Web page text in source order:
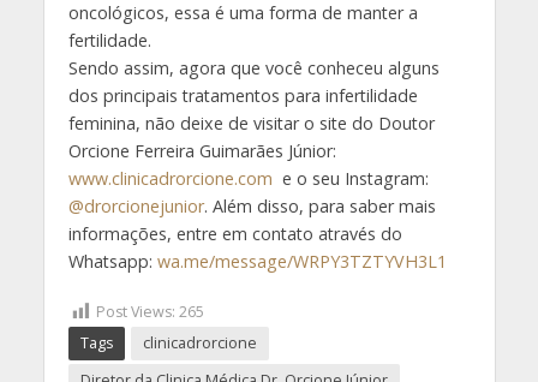
oncológicos, essa é uma forma de manter a
fertilidade.
Sendo assim, agora que você conheceu alguns
dos principais tratamentos para infertilidade
feminina, não deixe de visitar o site do Doutor
Orcione Ferreira Guimarães Júnior:
www.clinicadrorcione.com e o seu Instagram:
@drorcionejunior. Além disso, para saber mais
informações, entre em contato através do
Whatsapp: wa.me/message/WRPY3TZTYVH3L1
Post Views: 265
Tags
clinicadrorcione